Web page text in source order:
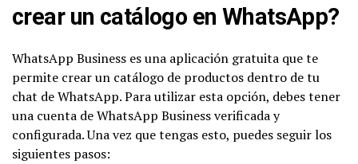
crear un catálogo en WhatsApp?
WhatsApp Business es una aplicación gratuita que te
permite crear un catálogo de productos dentro de tu
chat de WhatsApp. Para utilizar esta opción, debes tener
una cuenta de WhatsApp Business verificada y
configurada. Una vez que tengas esto, puedes seguir los
siguientes pasos: